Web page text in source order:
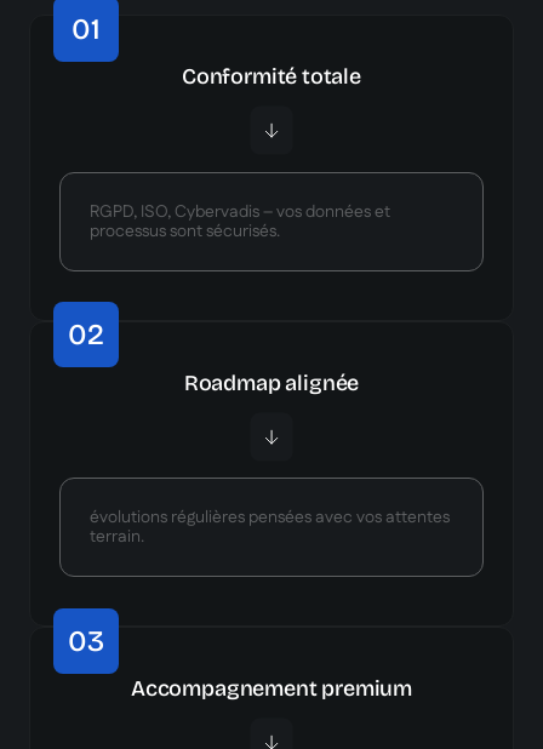
Conformité totale
RGPD, ISO, Cybervadis – vos données et
processus sont sécurisés.
01
Roadmap alignée
évolutions régulières pensées avec vos attentes
terrain.
02
Accompagnement premium
03